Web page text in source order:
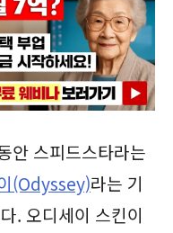
안 스피드스타라는
(Odyssey)라는 기
. 오디세이 스킨이